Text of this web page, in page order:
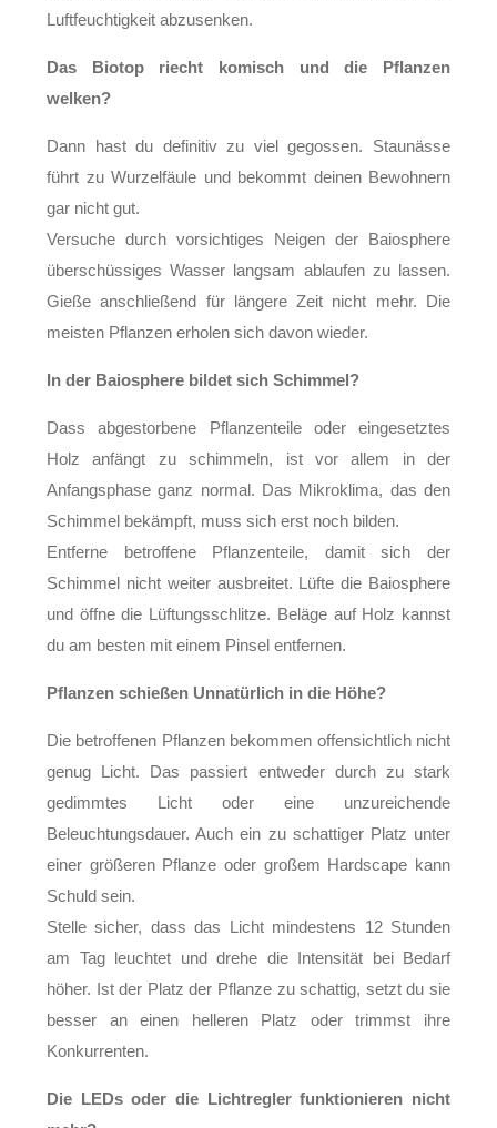
Luftfeuchtigkeit abzusenken.
Das Biotop riecht komisch und die Pflanzen
welken?
Dann hast du definitiv zu viel gegossen. Staunässe
führt zu Wurzelfäule und bekommt deinen Bewohnern
gar nicht gut.
Versuche durch vorsichtiges Neigen der Baiosphere
überschüssiges Wasser langsam ablaufen zu lassen.
Gieße anschließend für längere Zeit nicht mehr. Die
meisten Pflanzen erholen sich davon wieder.
In der Baiosphere bildet sich Schimmel?
Dass abgestorbene Pflanzenteile oder eingesetztes
Holz anfängt zu schimmeln, ist vor allem in der
Anfangsphase ganz normal. Das Mikroklima, das den
Schimmel bekämpft, muss sich erst noch bilden.
Entferne betroffene Pflanzenteile, damit sich der
Schimmel nicht weiter ausbreitet. Lüfte die Baiosphere
und öffne die Lüftungsschlitze. Beläge auf Holz kannst
du am besten mit einem Pinsel entfernen.
Pflanzen schießen Unnatürlich in die Höhe?
Die betroffenen Pflanzen bekommen offensichtlich nicht
genug Licht. Das passiert entweder durch zu stark
gedimmtes Licht oder eine unzureichende
Beleuchtungsdauer. Auch ein zu schattiger Platz unter
einer größeren Pflanze oder großem Hardscape kann
Schuld sein.
Stelle sicher, dass das Licht mindestens 12 Stunden
am Tag leuchtet und drehe die Intensität bei Bedarf
höher. Ist der Platz der Pflanze zu schattig, setzt du sie
besser an einen helleren Platz oder trimmst ihre
Konkurrenten.
Die LEDs oder die Lichtregler funktionieren nicht